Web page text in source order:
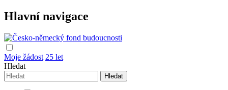
Hlavní navigace
Moje žádost 25 let
Hledat